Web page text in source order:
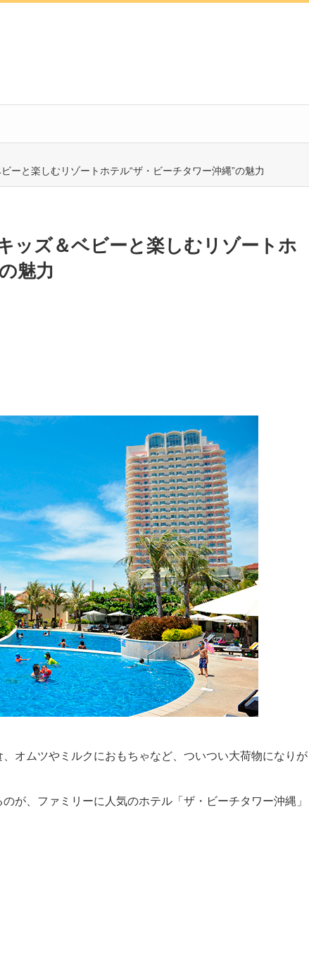
ーと楽しむリゾートホテル“ザ・ビーチタワー沖縄”の魅力
ッズ＆ベビーと楽しむリゾートホ
魅力
オムツやミルクにおもちゃなど、ついつい大荷物になりが
が、ファミリーに人気のホテル「ザ・ビーチタワー沖縄」